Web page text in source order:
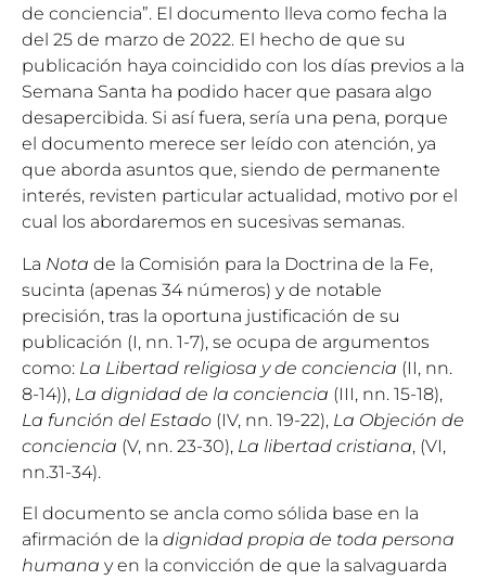
de conciencia”. El documento lleva como fecha la
del 25 de marzo de 2022. El hecho de que su
publicación haya coincidido con los días previos a la
Semana Santa ha podido hacer que pasara algo
desapercibida. Si así fuera, sería una pena, porque
el documento merece ser leído con atención, ya
que aborda asuntos que, siendo de permanente
interés, revisten particular actualidad, motivo por el
cual los abordaremos en sucesivas semanas.
La Nota de la Comisión para la Doctrina de la Fe,
sucinta (apenas 34 números) y de notable
precisión, tras la oportuna justificación de su
publicación (I, nn. 1-7), se ocupa de argumentos
como: La Libertad religiosa y de conciencia (II, nn.
8-14)), La dignidad de la conciencia (III, nn. 15-18),
La función del Estado (IV, nn. 19-22), La Objeción de
conciencia (V, nn. 23-30), La libertad cristiana, (VI,
nn.31-34).
El documento se ancla como sólida base en la
afirmación de la dignidad propia de toda persona
humana y en la convicción de que la salvaguarda